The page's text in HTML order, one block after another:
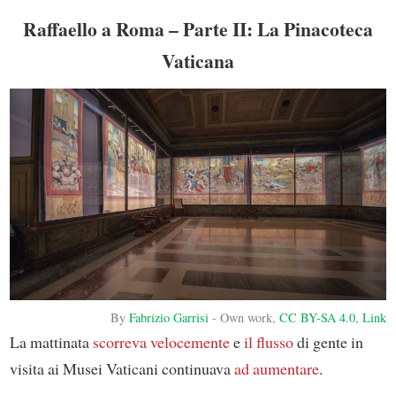
Raffaello a Roma – Parte II: La Pinacoteca
Vaticana
ByFabrizio Garrisi -Own work,CC BY-SA 4.0,Link
La mattinata scorreva velocementeeil flussodi gente in
visita ai Musei Vaticani continuavaad aumentare.